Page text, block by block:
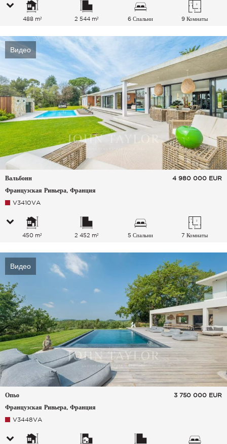
488 m² 2 544 m² 6 Спальни 9 Комнаты
Видео
Вальбонн
Французская Ривьера, Франция
4 980 000 EUR
V3410VA
450 m² 2 452 m² 5 Спальни 7 Комнаты
Видео
Опьо
Французская Ривьера, Франция
3 750 000 EUR
V3448VA